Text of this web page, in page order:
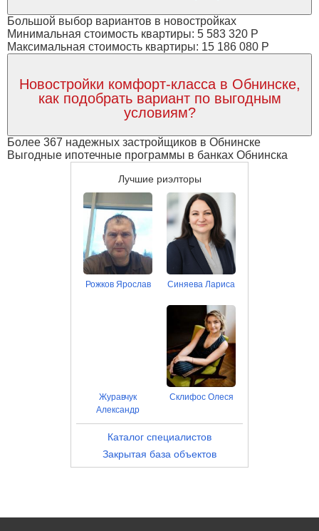
Большой выбор вариантов в новостройках
Минимальная стоимость квартиры: 5 583 320 Р
Максимальная стоимость квартиры: 15 186 080 Р
Новостройки комфорт-класса в Обнинске,
как подобрать вариант по выгодным
условиям?
Более 367 надежных застройщиков в Обнинске
Выгодные ипотечные программы в банках Обнинска
Лучшие риэлторы
Рожков Ярослав Синяева Лариса
Журавчук
Александр
Склифос Олеся
Каталог специалистов
Закрытая база объектов